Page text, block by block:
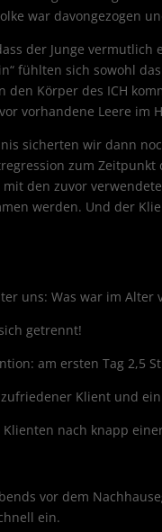
war davongezogen
der Junge vermutlich
fühlten sich sowohl
den Körper des ICH
vorhandene Leere im
sicherten wir dann
zum
den zuvor
werden. Und der
uns: Was war im Alter
getrennt!
am ersten Tag 2,5
zufriedener Klient und
nach knapp
vor dem
ein.